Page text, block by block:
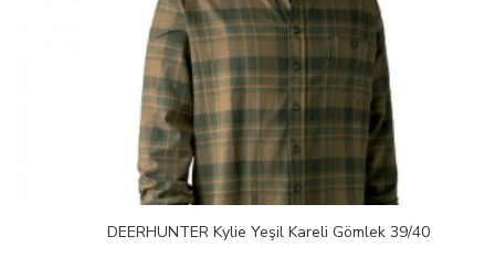
DEERHUNTER Kylie Yeşil Kareli Gömlek 39/40